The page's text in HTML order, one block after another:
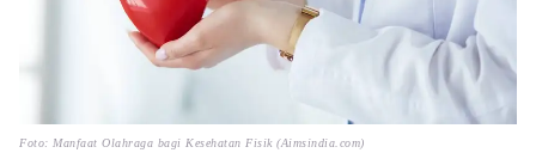
Foto: Manfaat Olahraga bagi Kesehatan Fisik (Aimsindia.com)